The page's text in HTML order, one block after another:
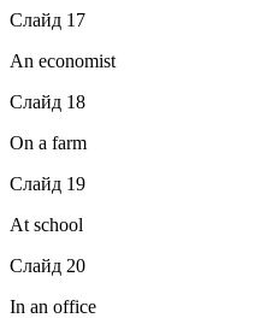
Слайд 17
An economist
Слайд 18
On a farm
Слайд 19
At school
Слайд 20
In an office